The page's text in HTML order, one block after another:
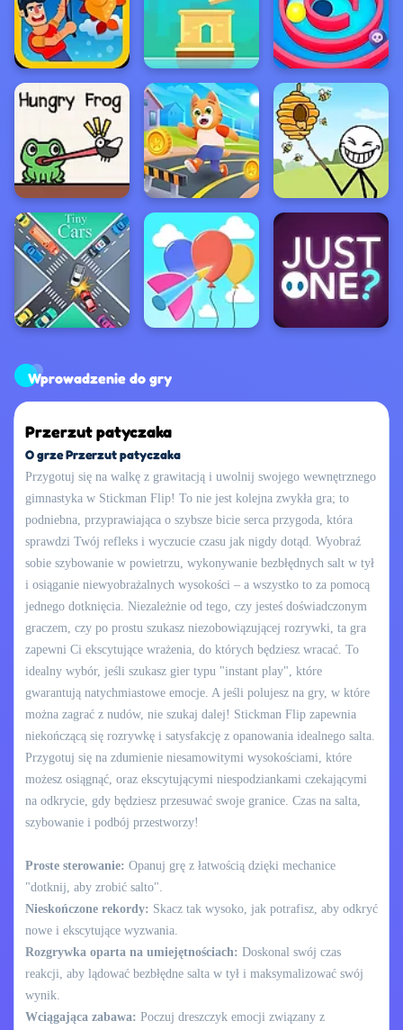
Wprowadzenie do gry
Przerzut patyczaka
O grze Przerzut patyczaka
Przygotuj się na walkę z grawitacją i uwolnij swojego wewnętrznego
gimnastyka w Stickman Flip! To nie jest kolejna zwykła gra; to
podniebna, przyprawiająca o szybsze bicie serca przygoda, która
sprawdzi Twój refleks i wyczucie czasu jak nigdy dotąd. Wyobraź
sobie szybowanie w powietrzu, wykonywanie bezbłędnych salt w tył
i osiąganie niewyobrażalnych wysokości – a wszystko to za pomocą
jednego dotknięcia. Niezależnie od tego, czy jesteś doświadczonym
graczem, czy po prostu szukasz niezobowiązującej rozrywki, ta gra
zapewni Ci ekscytujące wrażenia, do których będziesz wracać. To
idealny wybór, jeśli szukasz gier typu "instant play", które
gwarantują natychmiastowe emocje. A jeśli polujesz na gry, w które
można zagrać z nudów, nie szukaj dalej! Stickman Flip zapewnia
niekończącą się rozrywkę i satysfakcję z opanowania idealnego salta.
Przygotuj się na zdumienie niesamowitymi wysokościami, które
możesz osiągnąć, oraz ekscytującymi niespodziankami czekającymi
na odkrycie, gdy będziesz przesuwać swoje granice. Czas na salta,
szybowanie i podbój przestworzy!
Proste sterowanie: Opanuj grę z łatwością dzięki mechanice
"dotknij, aby zrobić salto".
Nieskończone rekordy: Skacz tak wysoko, jak potrafisz, aby odkryć
nowe i ekscytujące wyzwania.
Rozgrywka oparta na umiejętnościach: Doskonal swój czas
reakcji, aby lądować bezbłędne salta w tył i maksymalizować swój
wynik.
Wciągająca zabawa: Poczuj dreszczyk emocji związany z